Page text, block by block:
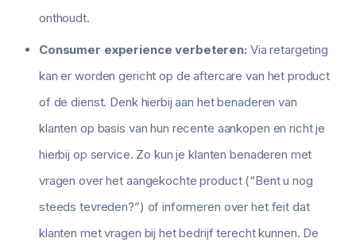
onthoudt.
Consumer experience verbeteren: Via retargeting
kan er worden gericht op de aftercare van het product
of de dienst. Denk hierbij aan het benaderen van
klanten op basis van hun recente aankopen en richt je
hierbij op service. Zo kun je klanten benaderen met
vragen over het aangekochte product (“Bent u nog
steeds tevreden?”) of informeren over het feit dat
klanten met vragen bij het bedrijf terecht kunnen. De